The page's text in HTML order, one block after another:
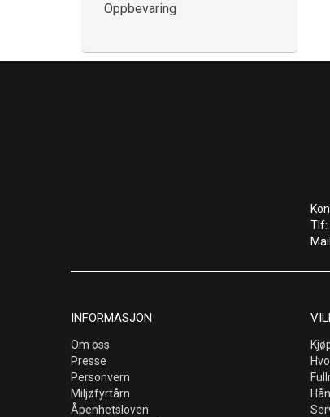
Oppbevaring
Tlf:
INFORMASJON
Om oss
Presse
Personvern
Miljøfyrtårn
Åpenhetsloven